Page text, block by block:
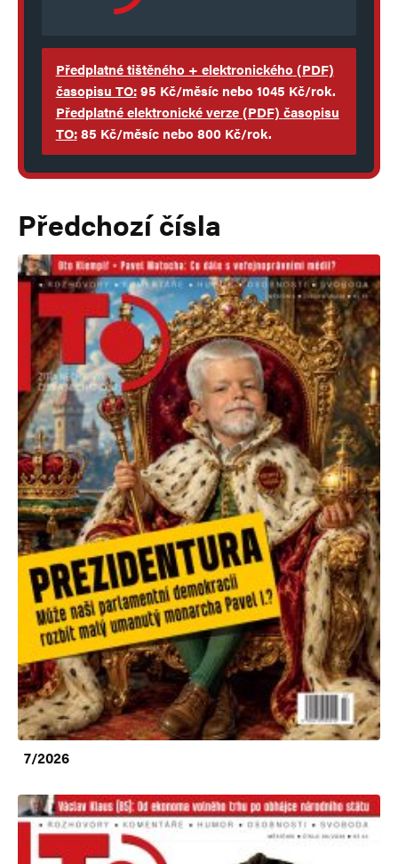
Předplatné tištěného + elektronického(PDF)
časopisu TO:95 Kč/měsíc nebo 1045 Kč/rok.
Předplatné elektronické verze(PDF) časopisu
TO:85 Kč/měsíc nebo 800 Kč/rok.
Předchozí čísla
7/2026